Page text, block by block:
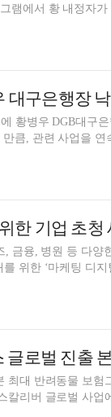
램에서 황 내정자
황병우 DGB대구
큼, 관련 사업을
한 기업 초청
금융, 병원 등 다양
위한 ‘마케팅 디
글로벌 진출
최대 반려동물 보험
글로벌 사업에 박차를